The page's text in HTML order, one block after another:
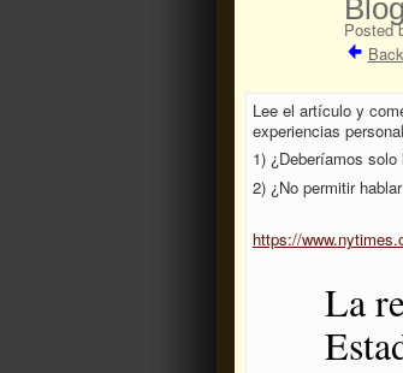
Posted
Lee el artículo y
experiencias
1) ¿Deberíamos
2) ¿No permitir
https://
La